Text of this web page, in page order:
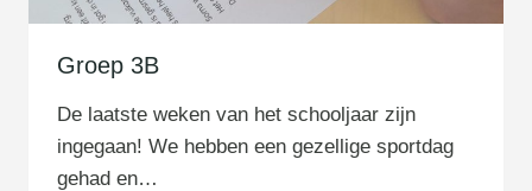
Groep 3B
De laatste weken van het schooljaar zijn
ingegaan! We hebben een gezellige sportdag
gehad en…